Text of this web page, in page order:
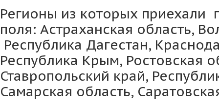
Регионы из которых приехали
поля: Астраханская область,
Республика Дагестан,
Республика Крым, Ростовская
Ставропольский край,
Самарская область,